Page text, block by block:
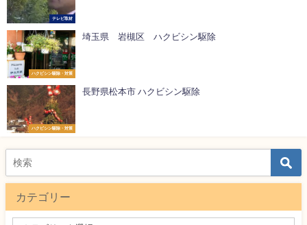
テレビ取材
ハクビシン駆除・対策
埼玉県 岩槻区 ハクビシン駆除
ハクビシン駆除・対策
長野県松本市 ハクビシン駆除
カテゴリー